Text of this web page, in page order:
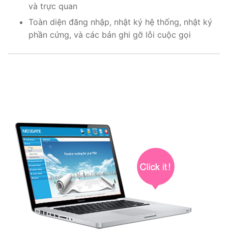
và trực quan
Toàn diện đăng nhập, nhật ký hệ thống, nhật ký
phần cứng, và các bản ghi gỡ lỗi cuộc gọi